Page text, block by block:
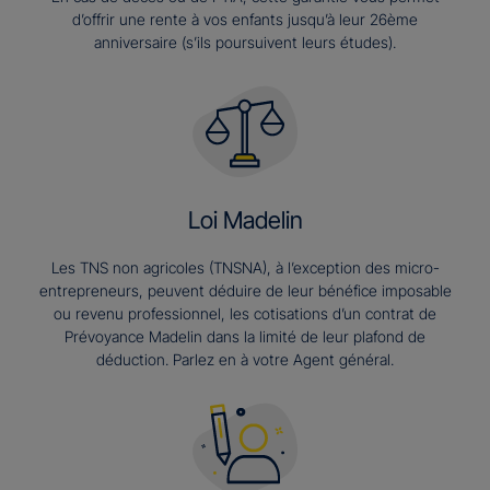
d’offrir une rente à vos enfants jusqu’à leur 26ème
anniversaire (s’ils poursuivent leurs études).​
Loi Madelin
Les TNS non agricoles (TNSNA), à l’exception des micro-
entrepreneurs, peuvent déduire de leur bénéfice imposable
ou revenu professionnel, les cotisations d’un contrat de
Prévoyance Madelin dans la limité de leur plafond de
déduction. Parlez en à votre Agent général.